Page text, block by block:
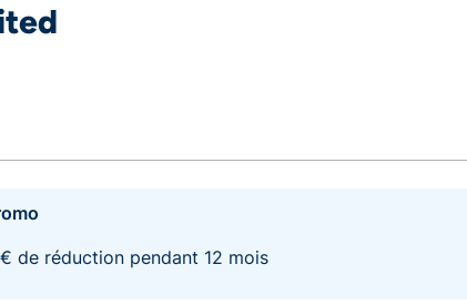
de réduction pendant 12 mois